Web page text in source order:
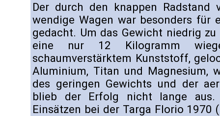
Der durch den knappen
wendige Wagen war besonders für
gedacht. Um das Gewicht niedrig
eine nur 12 Kilogramm
schaumverstärktem Kunststoff,
Aluminium, Titan und Magnesium,
des geringen Gewichts und der
blieb der Erfolg nicht lange aus.
Einsätzen bei der Targa Florio 1970